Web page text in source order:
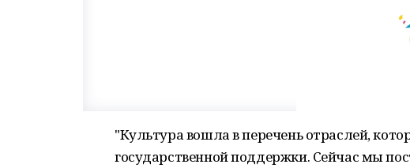
"Культура вошла в перечень отраслей,
государственной поддержки. Сейчас мы